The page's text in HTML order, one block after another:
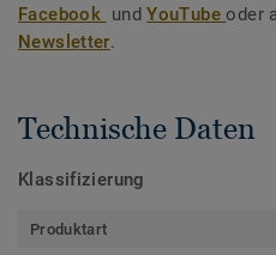
Facebook undYouTubeoder
Newsletter.
Technische Daten
Klassifizierung
Produktart